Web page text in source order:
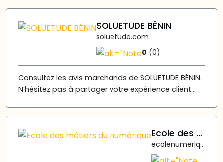
SOLUETUDE BÉNIN
soluetude.com
0 (0)
Consultez les avis marchands de SOLUETUDE BÉNIN.
N’hésitez pas à partager votre expérience client...
Ecole des métiers du numérique
ecolenumerique.bj